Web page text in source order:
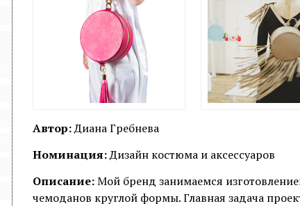
Автор:Диана Гребнева
Номинация:Дизайн костюма и аксессуаров
Описание:Мой бренд занимаемся
чемоданов круглой формы. Главная задача